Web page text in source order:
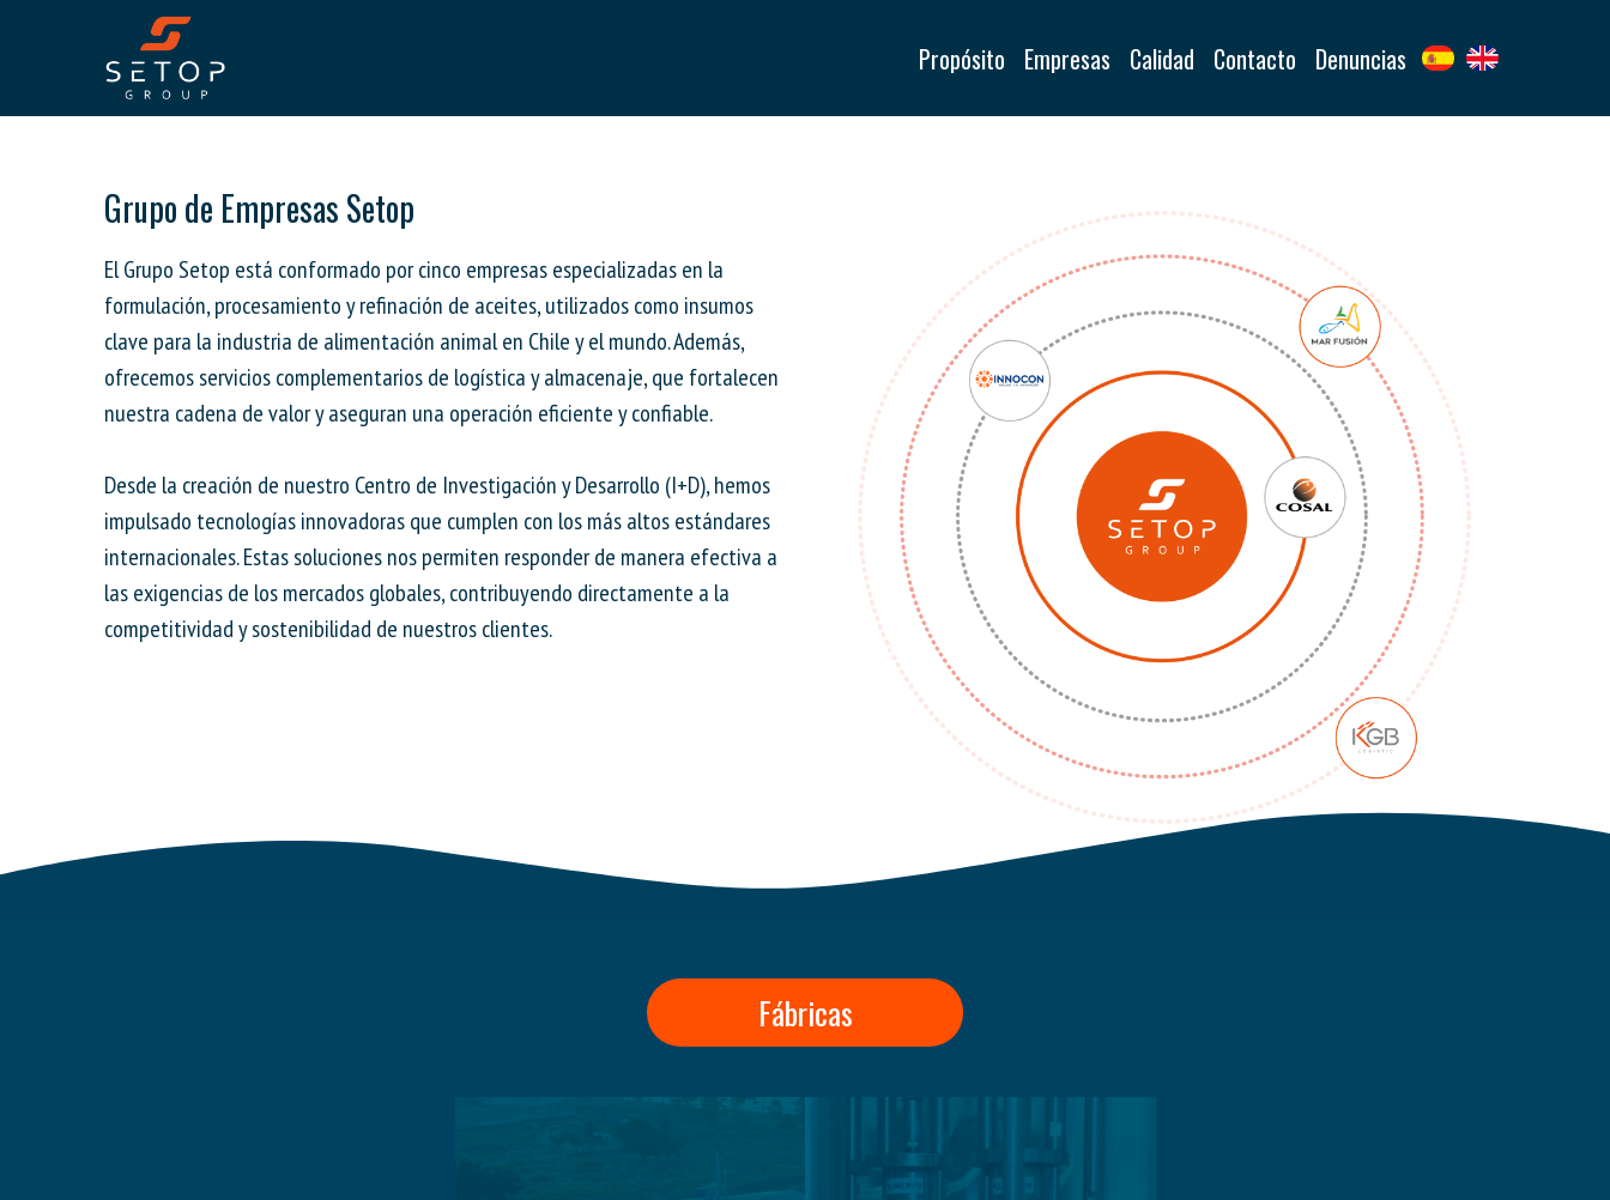
Propósito Empresas Calidad Contacto Denuncias
Grupo de Empresas Setop
El Grupo Setop está conformado por cinco empresas especializadas en la
formulación, procesamiento y refinación de aceites, utilizados como insumos
clave para la industria de alimentación animal en Chile y el mundo. Además,
ofrecemos servicios complementarios de logística y almacenaje, que fortalecen
nuestra cadena de valor y aseguran una operación eficiente y confiable.
Desde la creación de nuestro Centro de Investigación y Desarrollo (I+D), hemos
impulsado tecnologías innovadoras que cumplen con los más altos estándares
internacionales. Estas soluciones nos permiten responder de manera efectiva a
las exigencias de los mercados globales, contribuyendo directamente a la
competitividad y sostenibilidad de nuestros clientes.
Fábricas